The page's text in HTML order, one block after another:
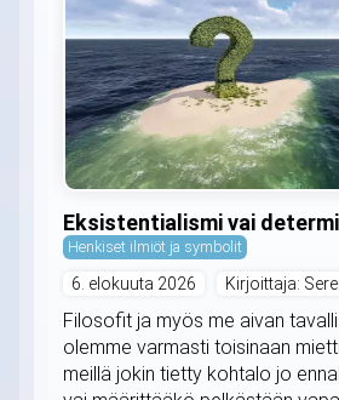
Eksistentialismi vai
Henkiset ilmiöt ja symbolit
6. elokuuta 2026 Kirjoittaja:
Filosofit ja myös me aivan
olemme varmasti toisinaan
meillä jokin tietty kohtalo jo